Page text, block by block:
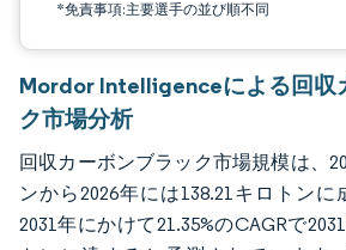
*免責事項:主要選手の並び順不同
Mordor Intelligenceによる回収
ク市場分析
回収カーボンブラック市場規模は、
ンから2026年には138.21キロトンに
2031年にかけて21.35%のCAGRで